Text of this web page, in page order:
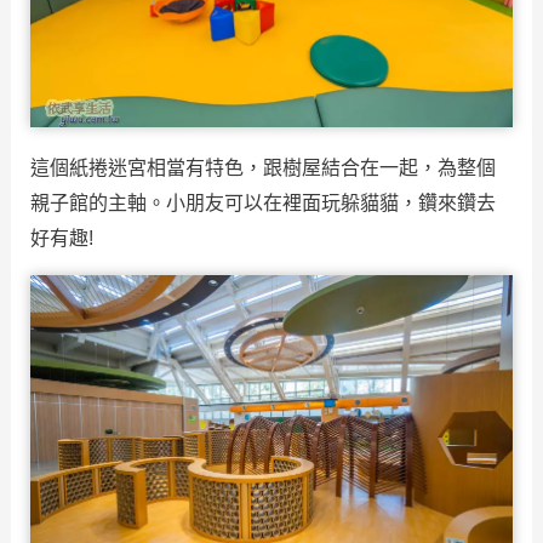
這個紙捲迷宮相當有特色，跟樹屋結合在一起，為整個
親子館的主軸。小朋友可以在裡面玩躲貓貓，鑽來鑽去
好有趣!